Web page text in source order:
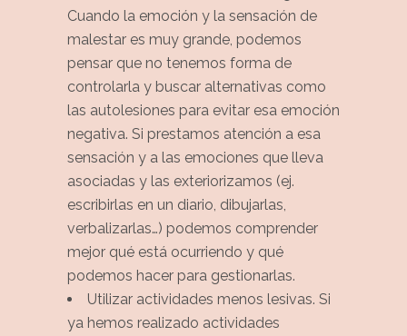
Cuando la emoción y la sensación de
malestar es muy grande, podemos
pensar que no tenemos forma de
controlarla y buscar alternativas como
las autolesiones para evitar esa emoción
negativa. Si prestamos atención a esa
sensación y a las emociones que lleva
asociadas y las exteriorizamos (ej.
escribirlas en un diario, dibujarlas,
verbalizarlas…) podemos comprender
mejor qué está ocurriendo y qué
podemos hacer para gestionarlas.
Utilizar actividades menos lesivas. Si
ya hemos realizado actividades